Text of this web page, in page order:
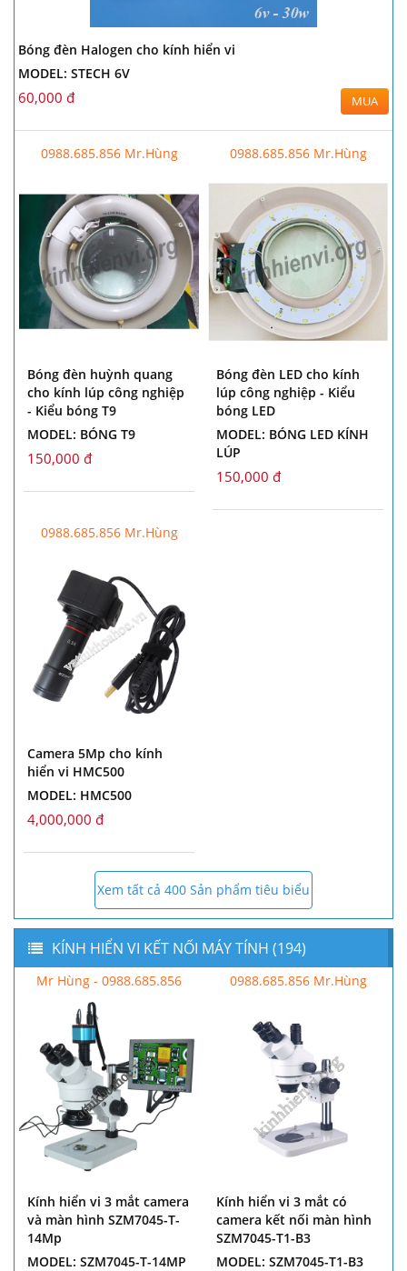
Bóng đèn Halogen cho kính hiển vi
MODEL: STECH 6V
60,000 đ MUA
0988.685.856 Mr.Hùng
Bóng đèn huỳnh quang
cho kính lúp công nghiệp
- Kiểu bóng T9
MODEL: BÓNG T9
150,000 đ
0988.685.856 Mr.Hùng
Bóng đèn LED cho kính
lúp công nghiệp - Kiểu
bóng LED
MODEL: BÓNG LED KÍNH
LÚP
150,000 đ
0988.685.856 Mr.Hùng
Camera 5Mp cho kính
hiển vi HMC500
MODEL: HMC500
4,000,000 đ
Xem tất cả 400 Sản phẩm tiêu biểu
KÍNH HIỂN VI KẾT NỐI MÁY TÍNH (194)
Mr Hùng - 0988.685.856
Kính hiển vi 3 mắt camera
và màn hình SZM7045-T-
14Mp
MODEL: SZM7045-T-14MP
0988.685.856 Mr.Hùng
Kính hiển vi 3 mắt có
camera kết nối màn hình
SZM7045-T1-B3
MODEL: SZM7045-T1-B3